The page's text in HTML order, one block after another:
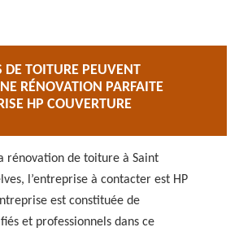
DE TOITURE PEUVENT
RÉNOVATION PARFAITE
HP COUVERTURE
rénovation de toiture à Saint
l’entreprise à contacter est HP
est constituée de
et professionnels dans ce